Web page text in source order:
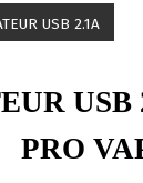
USB 2.1A
USB
PRO